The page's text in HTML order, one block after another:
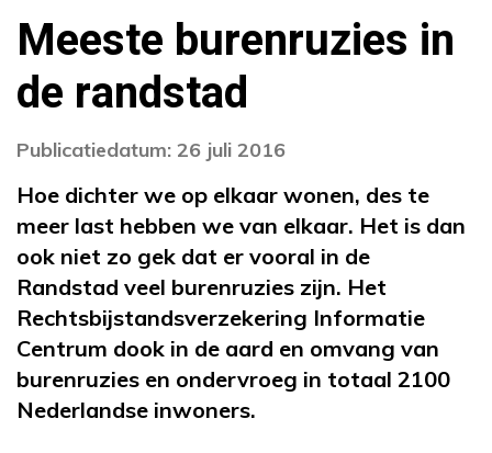
Meeste burenruzies in
de randstad
Publicatiedatum: 26 juli 2016
Hoe dichter we op elkaar wonen, des te
meer last hebben we van elkaar. Het is dan
ook niet zo gek dat er vooral in de
Randstad veel burenruzies zijn. Het
Rechtsbijstandsverzekering Informatie
Centrum dook in de aard en omvang van
burenruzies en ondervroeg in totaal 2100
Nederlandse inwoners.